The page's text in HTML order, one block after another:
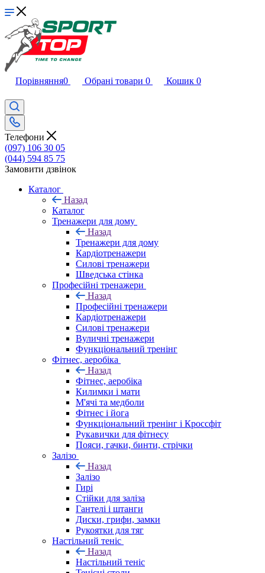
Порівняння0 Обрані товари 0 Кошик 0
Телефони
(097) 106 30 05
(044) 594 85 75
Замовити дзвінок
Каталог
Назад
Каталог
Тренажери для дому
Назад
Тренажери для дому
Кардіотренажери
Силові тренажери
Шведська стінка
Професійні тренажери
Назад
Професійні тренажери
Кардіотренажери
Силові тренажери
Вуличні тренажери
Функціональний тренінг
Фітнес, аеробіка
Назад
Фітнес, аеробіка
Килимки і мати
М'ячі та медболи
Фітнес і йога
Функціональний тренінг і Кроссфіт
Рукавички для фітнесу
Пояси, гачки, бинти, стрічки
Залізо
Назад
Залізо
Гирі
Стійки для заліза
Гантелі і штанги
Диски, грифи, замки
Рукоятки для тяг
Настільний теніс
Назад
Настільний теніс